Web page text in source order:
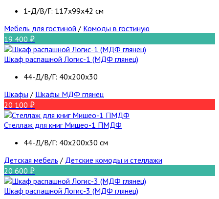
1-Д/В/Г: 117x99x42 см
Мебель для гостиной / Комоды в гостиную
19 400
Шкаф распашной Логис-1 (МДФ глянец)
44-Д/В/Г: 40х200х30
Шкафы / Шкафы МДФ глянец
20 100
Стеллаж для книг Мишео-1 ПМДФ
44-Д/В/Г: 40х200х30 см
Детская мебель / Детские комоды и стеллажи
20 600
Шкаф распашной Логис-3 (МДФ глянец)